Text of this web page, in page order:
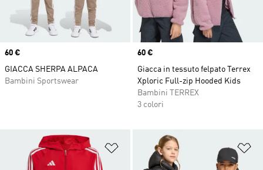
Price
60 €
GIACCA SHERPA ALPACA
Bambini Sportswear
Price
60 €
Giacca in tessuto felpato Terrex
Xploric Full-zip Hooded Kids
Bambini TERREX
3 colori
Aggiungi alla lista dei desideri